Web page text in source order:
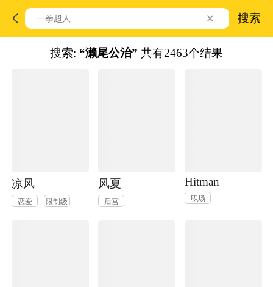
搜索
搜索: “濑尾公治” 共有2463个结果
凉风
恋爱 限制级
风夏
后宫
Hitman
职场